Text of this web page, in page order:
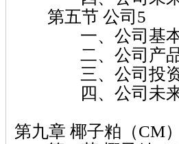
第五节 公司5
一、公司基本
二、公司产品
三、公司投资
四、公司未来
第九章 椰子粕（CM